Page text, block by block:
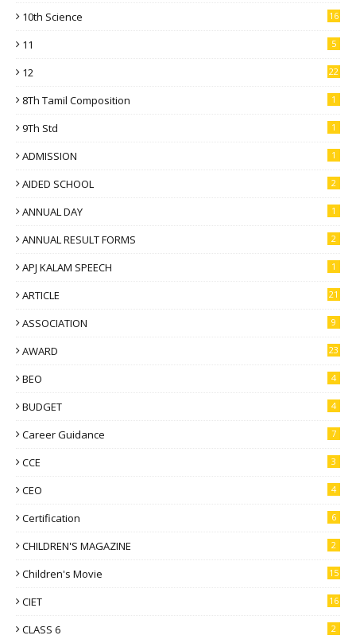
10th Science 16
11 5
12 22
8Th Tamil Composition 1
9Th Std 1
ADMISSION 1
AIDED SCHOOL 2
ANNUAL DAY 1
ANNUAL RESULT FORMS 2
APJ KALAM SPEECH 1
ARTICLE 21
ASSOCIATION 9
AWARD 23
BEO 4
BUDGET 4
Career Guidance 7
CCE 3
CEO 4
Certification 6
CHILDREN'S MAGAZINE 2
Children's Movie 15
CIET 16
CLASS 6 2